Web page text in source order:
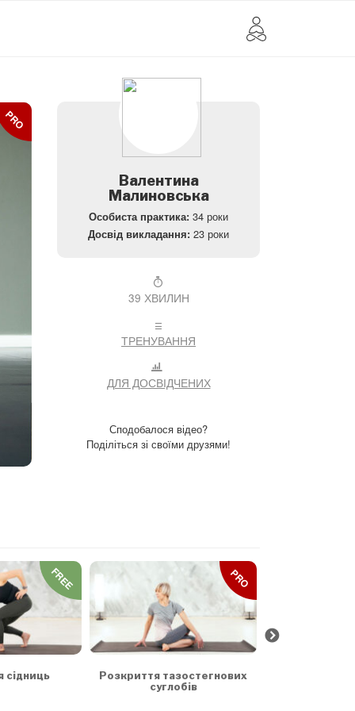
PRO
Валентина
Малиновська
Особиста практика: 34 роки
Досвід викладання: 23 роки
39 ХВИЛИН
ТРЕНУВАННЯ
ДЛЯ ДОСВІДЧЕНИХ
Сподобалося відео?
Поділіться зі своїми друзями!
сідниць
FREE
Розкриття тазостегнових
суглобів
PRO